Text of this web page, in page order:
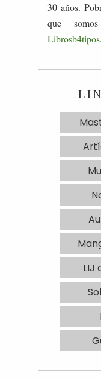
30 años.
que
Librosb4tipos
LIJ